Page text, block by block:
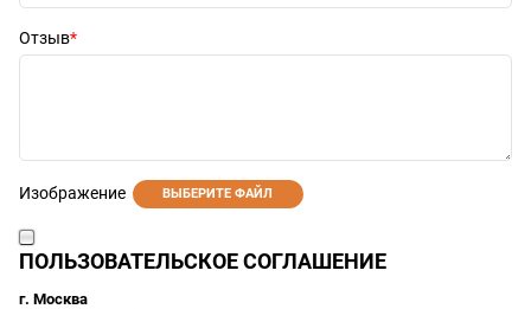
Отзыв
Изображение ВЫБЕРИТЕ ФАЙЛ
ПОЛЬЗОВАТЕЛЬСКОЕ СОГЛАШЕНИЕ
г. Москва